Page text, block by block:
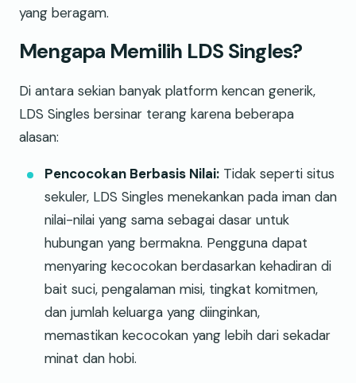
yang beragam.
Mengapa Memilih LDS Singles?
Di antara sekian banyak platform kencan generik,
LDS Singles bersinar terang karena beberapa
alasan:
Pencocokan Berbasis Nilai: Tidak seperti situs
sekuler, LDS Singles menekankan pada iman dan
nilai-nilai yang sama sebagai dasar untuk
hubungan yang bermakna. Pengguna dapat
menyaring kecocokan berdasarkan kehadiran di
bait suci, pengalaman misi, tingkat komitmen,
dan jumlah keluarga yang diinginkan,
memastikan kecocokan yang lebih dari sekadar
minat dan hobi.